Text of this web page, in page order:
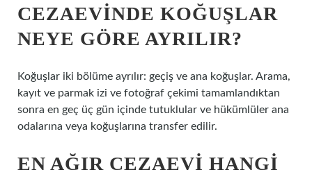
CEZAEVINDE KOĞUŞLAR
NEYE GÖRE AYRILIR?
Koğuşlar iki bölüme ayrılır: geçiş ve ana koğuşlar. Arama,
kayıt ve parmak izi ve fotoğraf çekimi tamamlandıktan
sonra en geç üç gün içinde tutuklular ve hükümlüler ana
odalarına veya koğuşlarına transfer edilir.
EN AĞIR CEZAEVI HANGI